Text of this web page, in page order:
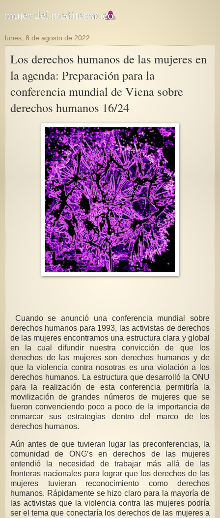
lunes, 8 de agosto de 2022
Los derechos humanos de las mujeres en
la agenda: Preparación para la
conferencia mundial de Viena sobre
derechos humanos 16/24
Cuando se anunció una conferencia mundial sobre
derechos humanos para 1993, las activistas de derechos
de las mujeres encontramos una estructura clara y global
en la cual difundir nuestra convicción de que los
derechos de las mujeres son derechos humanos y de
que la violencia contra nosotras es una violación a los
derechos humanos. La estructura que desarrolló la ONU
para la realización de esta conferencia permitiría la
movilización de grandes números de mujeres que se
fueron convenciendo poco a poco de la importancia de
enmarcar sus estrategias dentro del marco de los
derechos humanos.
Aún antes de que tuvieran lugar las preconferencias, la
comunidad de ONG’s en derechos de las mujeres
entendió la necesidad de trabajar más allá de las
fronteras nacionales para lograr que los derechos de las
mujeres tuvieran reconocimiento como derechos
humanos. Rápidamente se hizo claro para la mayoría de
las activistas que la violencia contra las mujeres podría
ser el tema que conectaría los derechos de las mujeres a